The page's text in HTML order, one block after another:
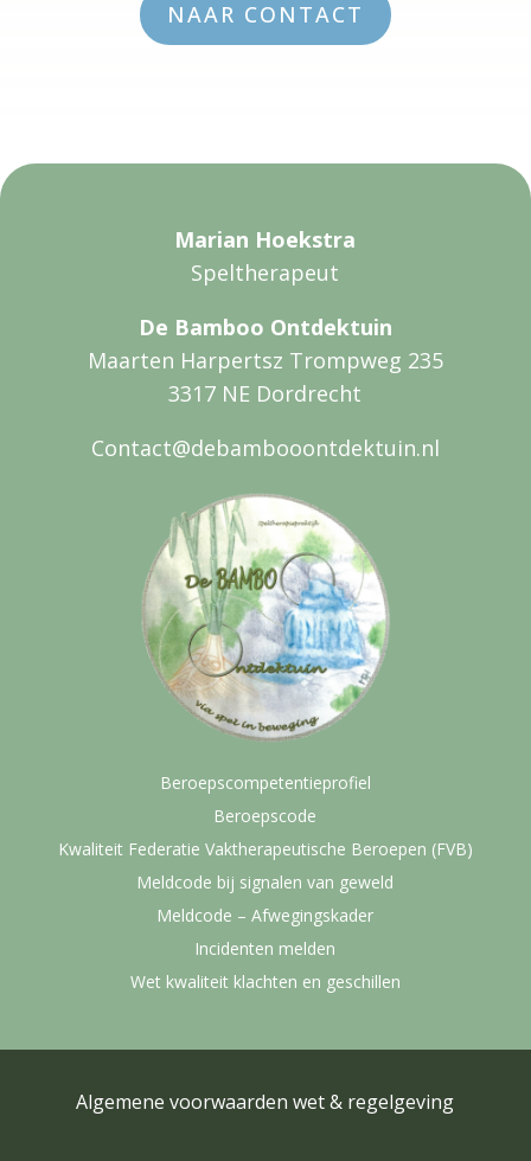
NAAR CONTACT
Marian Hoekstra
Speltherapeut
De Bamboo Ontdektuin
Maarten Harpertsz Trompweg 235
3317 NE Dordrecht
Contact@debambooontdektuin.nl
Beroepscompetentieprofiel
Beroepscode
Kwaliteit Federatie Vaktherapeutische Beroepen (FVB)
Meldcode bij signalen van geweld
Meldcode – Afwegingskader
Incidenten melden
Wet kwaliteit klachten en geschillen
Algemene voorwaarden wet & regelgeving